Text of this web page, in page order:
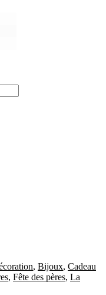
, Bijoux, Cadeau
, Fête des pères, La